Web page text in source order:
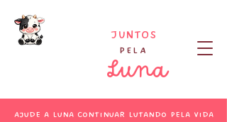
JUNTOS
PELA
Luna
Ajude a Luna continuar lutando pela vida